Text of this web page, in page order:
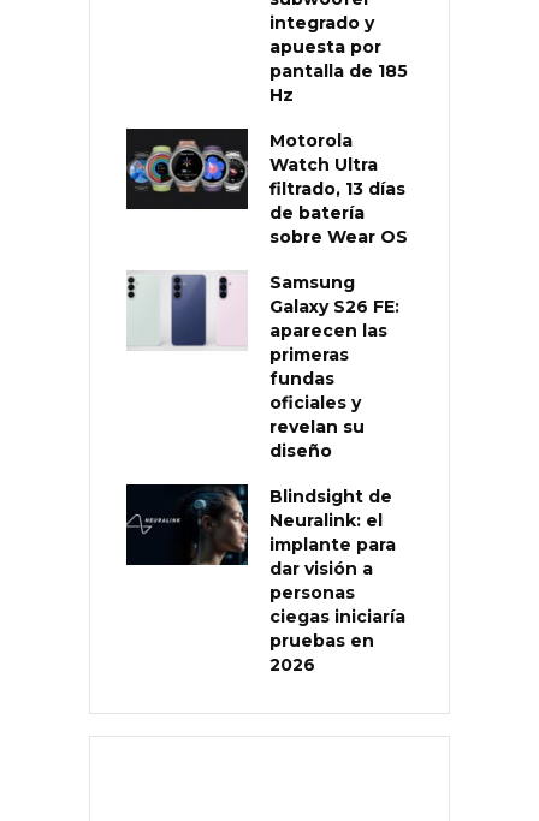
integrado y
apuesta por
pantalla de 185
Hz
Motorola
Watch Ultra
filtrado, 13 días
de batería
sobre Wear OS
Samsung
Galaxy S26 FE:
aparecen las
primeras
fundas
oficiales y
revelan su
diseño
Blindsight de
Neuralink: el
implante para
dar visión a
personas
ciegas iniciaría
pruebas en
2026